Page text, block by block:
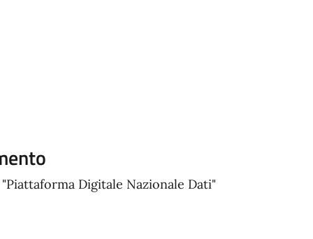
Digitale Nazionale Dati"